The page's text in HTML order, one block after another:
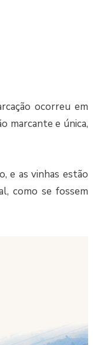
ocorreu em
marcante e única,
e as vinhas estão
como se fossem